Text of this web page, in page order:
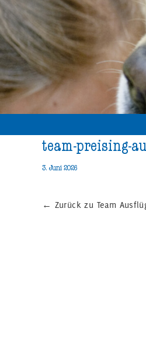
team-preising-
3. Juni 2026
← Zurück zu Team